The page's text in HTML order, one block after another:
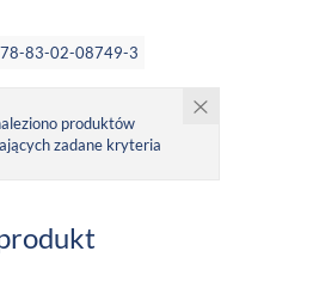
83-02-08749-3
produktów
zadane kryteria